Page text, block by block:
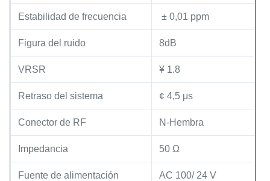
Estabilidad de frecuencia ️ ± 0,01 ppm
Figura del ruido 8dB
VRSR ¥ 1.8
Retraso del sistema ¢ 4,5 μs
Conector de RF N-Hembra
Impedancia 50 Ω
Fuente de alimentación AC 100/ 24 V